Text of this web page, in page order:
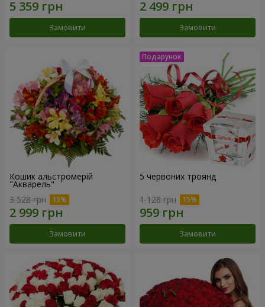
Замовити Замовити
Кошик альстромерій
"Акварель"
3 528 грн
Замовити
5 червоних троянд
1 128 грн
Замовити